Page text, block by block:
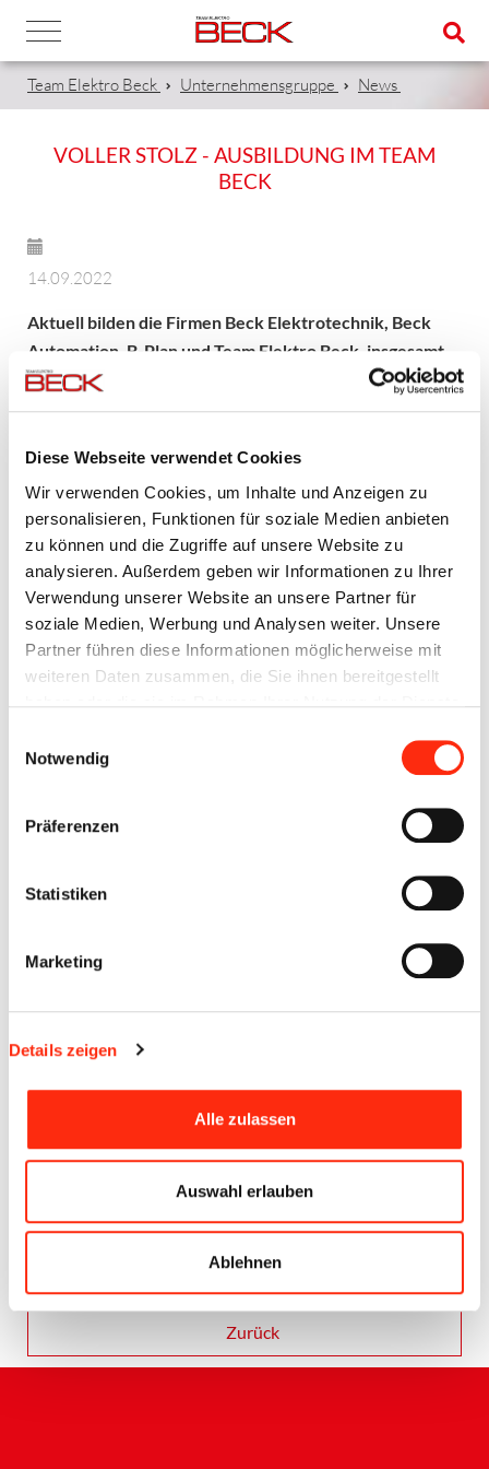
Diese Webseite verwendet Cookies
Wir verwenden Cookies, um Inhalte und Anzeigen zu
personalisieren, Funktionen für soziale Medien anbieten
zu können und die Zugriffe auf unsere Website zu
analysieren. Außerdem geben wir Informationen zu Ihrer
Verwendung unserer Website an unsere Partner für
soziale Medien, Werbung und Analysen weiter. Unsere
Partner führen diese Informationen möglicherweise mit
weiteren Daten zusammen, die Sie ihnen bereitgestellt
Notwendig
Präferenzen
Statistiken
Marketing
Details zeigen
Alle zulassen
Auswahl erlauben
Ablehnen
Team Elektro Beck Unternehmensgruppe News
VOLLER STOLZ - AUSBILDUNG IM TEAM
BECK
14.09.2022
Aktuell bilden die Firmen Beck Elektrotechnik, Beck
Automation, B-Plan und Team Elektro Beck, insgesamt
40 Auszubildende aus.
31x Elektroniker*in für Energie- und Gebäudetechnik
4x Elektroniker*in für Automatisierungstechnik
2x Elektroniker*in für Betriebstechnik (IHK)
1x Industrieelektroniker (IHK)
1x Kauffrau für Büromanagement (TEB)
Ausnahmen waren Krank, Urlaub oder Innung.
Zurück